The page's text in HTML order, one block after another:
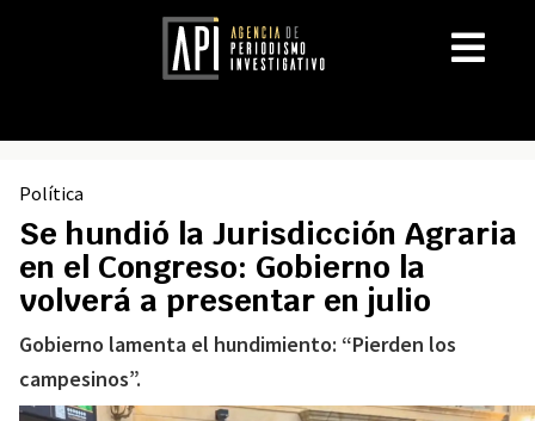
Política
Se hundió la Jurisdicción Agraria
en el Congreso: Gobierno la
volverá a presentar en julio
Gobierno lamenta el hundimiento: “Pierden los
campesinos”.